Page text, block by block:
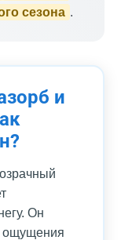
сезона .
и
Он
ощущения